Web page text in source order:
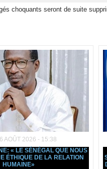
choquants seront de suite
AOÛT 2026 - 15:38
« LE SÉNÉGAL QUE NOUS
ÉTHIQUE DE LA RELATION
HUMAINE»